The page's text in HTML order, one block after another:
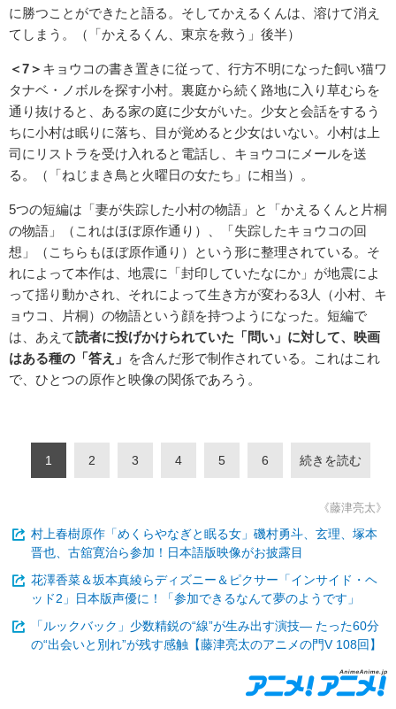
に勝つことができたと語る。そしてかえるくんは、溶けて消え
てしまう。（「かえるくん、東京を救う」後半）
＜7＞ キョウコの書き置きに従って、行方不明になった飼い猫ワ
タナベ・ノボルを探す小村。裏庭から続く路地に入り草むらを
通り抜けると、ある家の庭に少女がいた。少女と会話をするう
ちに小村は眠りに落ち、目が覚めると少女はいない。小村は上
司にリストラを受け入れると電話し、キョウコにメールを送
る。（「ねじまき鳥と火曜日の女たち」に相当）。
5つの短編は「妻が失踪した小村の物語」と「かえるくんと片桐
の物語」（これはほぼ原作通り）、「失踪したキョウコの回
想」（こちらもほぼ原作通り）という形に整理されている。そ
れによって本作は、地震に「封印していたなにか」が地震によ
って揺り動かされ、それによって生き方が変わる3人（小村、キ
ョウコ、片桐）の物語という顔を持つようになった。短編で
は、あえて読者に投げかけられていた「問い」に対して、映画
はある種の「答え」 を含んだ形で制作されている。これはこれ
で、ひとつの原作と映像の関係であろう。
1 2 3 4 5 6 続きを読む
《藤津亮太》
村上春樹原作「めくらやなぎと眠る女」磯村勇斗、玄理、塚本
晋也、古舘寛治ら参加！日本語版映像がお披露目
花澤香菜＆坂本真綾らディズニー＆ピクサー「インサイド・ヘ
ッド2」日本版声優に！「参加できるなんて夢のようです」
「ルックバック」少数精鋭の“線”が生み出す演技― たった60分
の“出会いと別れ”が残す感触【藤津亮太のアニメの門V 108回】